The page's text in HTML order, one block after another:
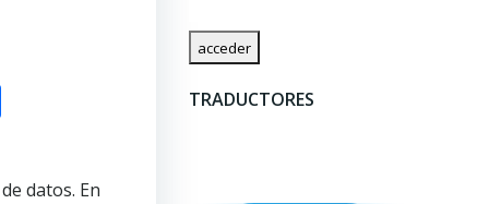
datos. En
TRADUCTORES